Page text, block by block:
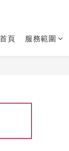
首頁 服務範圍